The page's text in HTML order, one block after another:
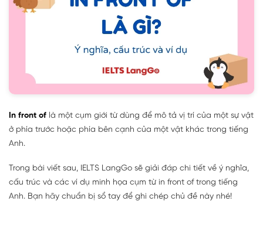
In front of là một cụm giới từ dùng để mô tả vị trí của một sự vật
ở phía trước hoặc phía bên cạnh của một vật khác trong tiếng
Anh.
Trong bài viết sau, IELTS LangGo sẽ giải đáp chi tiết về ý nghĩa,
cấu trúc và các ví dụ minh họa cụm từ in front of trong tiếng
Anh. Bạn hãy chuẩn bị sổ tay để ghi chép chủ đề này nhé!